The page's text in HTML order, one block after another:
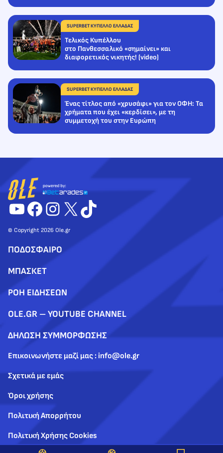
SUPERBET ΚΥΠΕΛΛΟ ΕΛΛΑΔΑΣ
Τελικός Κυπέλλου
στο Πανθεσσαλικό «σημαίνει» και
διαφορετικός νικητής! (video)
SUPERBET ΚΥΠΕΛΛΟ ΕΛΛΑΔΑΣ
Ένας τίτλος από «χρυσάφι» για τον ΟΦΗ: Τα
χρήματα που έχει «κερδίσει», με τη
συμμετοχή του στην Ευρώπη
YouTube
Facebook
Instagram
X TikTok
© Copyright 2026 Ole.gr
ΠΟΔΟΣΦΑΙΡΟ
ΜΠΑΣΚΕΤ
ΡΟΗ ΕΙΔΗΣΕΩΝ
OLE.GR – YOUTUBE CHANNEL
ΔΗΛΩΣΗ ΣΥΜΜΟΡΦΩΣΗΣ
Επικοινωνήστε μαζί μας : info@ole.gr
Σχετικά με εμάς
Όροι χρήσης
Πολιτική Απορρήτου
Πολιτική Χρήσης Cookies